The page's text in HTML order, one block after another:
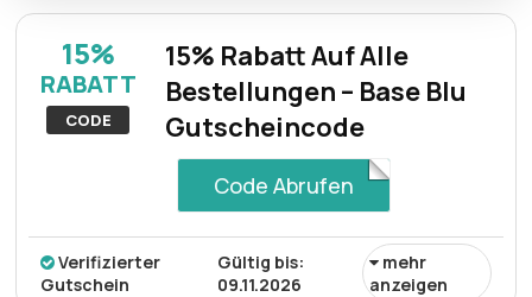
15%
RABATT
CODE
15% Rabatt Auf Alle
Bestellungen – Base Blu
Gutscheincode
Code Abrufen
Verifizierter
Gutschein
Gültig bis:
09.11.2026
mehr
anzeigen